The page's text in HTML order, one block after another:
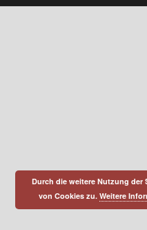
Durch die weitere Nutzung der
von Cookies zu.Weitere